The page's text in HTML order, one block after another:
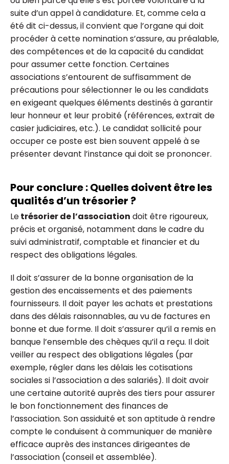
suite d’un appel à candidature. Et, comme cela a
été dit ci-dessus, il convient que l’organe qui doit
procéder à cette nomination s’assure, au préalable,
des compétences et de la capacité du candidat
pour assumer cette fonction. Certaines
associations s’entourent de suffisamment de
précautions pour sélectionner le ou les candidats
en exigeant quelques éléments destinés à garantir
leur honneur et leur probité (références, extrait de
casier judiciaires, etc.). Le candidat sollicité pour
occuper ce poste est bien souvent appelé à se
présenter devant l’instance qui doit se prononcer.
Pour conclure : Quelles doivent être les
qualités d’un trésorier ?
Letrésorier de l’association doit être rigoureux,
précis et organisé, notamment dans le cadre du
suivi administratif, comptable et financier et du
respect des obligations légales.
Il doit s’assurer de la bonne organisation de la
gestion des encaissements et des paiements
fournisseurs. Il doit payer les achats et prestations
dans des délais raisonnables, au vu de factures en
bonne et due forme. Il doit s’assurer qu’il a remis en
banque l’ensemble des chèques qu’il a reçu. Il doit
veiller au respect des obligations légales (par
exemple, régler dans les délais les cotisations
sociales si l’association a des salariés). Il doit avoir
une certaine autorité auprès des tiers pour assurer
le bon fonctionnement des finances de
l’association. Son assiduité et son aptitude à rendre
compte le conduisent à communiquer de manière
efficace auprès des instances dirigeantes de
l’association (conseil et assemblée).